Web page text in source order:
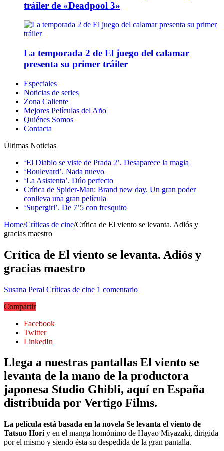
tráiler de «Deadpool 3»
La temporada 2 de El juego del calamar
presenta su primer tráiler
Especiales
Noticias de series
Zona Caliente
Mejores Películas del Año
Quiénes Somos
Contacta
Últimas Noticias
‘El Diablo se viste de Prada 2’. Desaparece la magia
‘Boulevard’. Nada nuevo
‘La Asistenta’. Dúo perfecto
Crítica de Spider-Man: Brand new day. Un gran poder
conlleva una gran película
‘Supergirl’. De 7’5 con fresquito
Home/Críticas de cine/Crítica de El viento se levanta. Adiós y
gracias maestro
Crítica de El viento se levanta. Adiós y
gracias maestro
Susana Peral Críticas de cine 1 comentario
Compartir
Facebook
Twitter
LinkedIn
Llega a nuestras pantallas El viento se
levanta de la mano de la productora
japonesa Studio Ghibli, aquí en España
distribuida por Vertigo Films.
La película está basada en la novela Se levanta el viento de
Tatsuo Hori y en el manga homónimo de Hayao Miyazaki, dirigida
por el mismo y siendo ésta su despedida de la gran pantalla.